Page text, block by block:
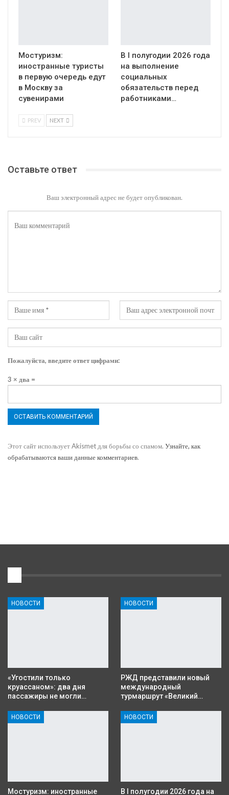
Мостуризм:
иностранные туристы
в первую очередь едут
в Москву за
сувенирами
В I полугодии 2026 года
на выполнение
социальных
обязательств перед
работниками…
PREV NEXT
Оставьте ответ
Ваш электронный адрес не будет опубликован.
Пожалуйста, введите ответ цифрами:
3 × два =
Этот сайт использует Akismet для борьбы со спамом. Узнайте, как
обрабатываются ваши данные комментариев.
НОВОСТИ
«Угостили только
круассаном»: два дня
пассажиры не могли…
НОВОСТИ
РЖД представили новый
международный
турмаршрут «Великий…
НОВОСТИ
Мостуризм: иностранные
НОВОСТИ
В I полугодии 2026 года на